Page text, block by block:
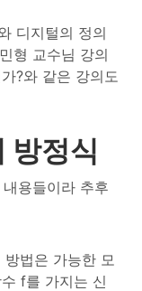
디지털의 정의
형 교수님 강의
?와 같은 강의도
방정식
용들이라 추후
법은 가능한 모
f를 가지는 신